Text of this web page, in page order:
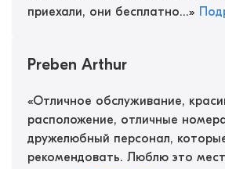
приехали, они бесплатно...»
Preben Arthur
«Отличное обслуживание,
расположение, отличные
дружелюбный персонал,
рекомендовать. Люблю это